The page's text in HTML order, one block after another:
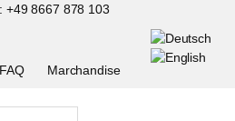
+49 8667 878 103
FAQ Marchandise